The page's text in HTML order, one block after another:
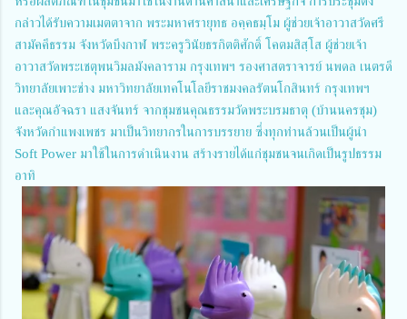
กล่าวได้รับความเมตตาจาก พระมหาศรายุทธ อคฺคธมฺโม ผู้ช่วยเจ้าอาวาสวัดศรี
สามัคคีธรรม จังหวัดบึงกาฬ พระครูวินัยธรกิตติศักดิ์ โคตมสิสฺโส ผู้ช่วยเจ้า
อาวาสวัดพระเชตุพนวิมลมังคลาราม กรุงเทพฯ รองศาสตราจารย์ นพดล เนตรดี
วิทยาลัยเพาะช่าง มหาวิทยาลัยเทคโนโลยีราชมงคลรัตนโกสินทร์ กรุงเทพฯ
และคุณอัจฉรา แสงจันทร์ จากชุมชนคุณธรรมวัดพระบรมธาตุ (บ้านนครชุม)
จังหวัดกำแพงเพชร มาเป็นวิทยากรในการบรรยาย ซึ่งทุกท่านล้วนเป็นผู้นำ
Soft Power มาใช้ในการดำเนินงาน สร้างรายได้แก่ชุมชนจนเกิดเป็นรูปธรรม
อาทิ